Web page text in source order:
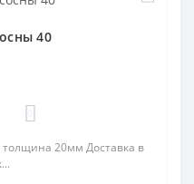
40
20мм Доставка в